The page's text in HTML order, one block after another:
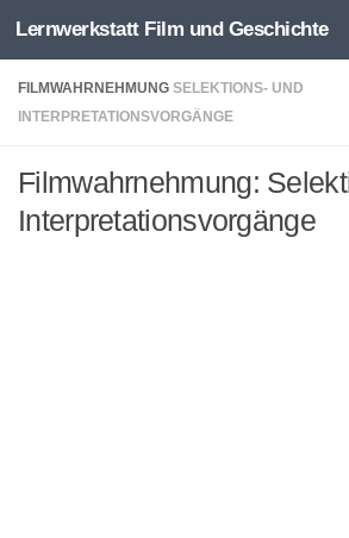
Zum Inhalt springen
Lernwerkstatt Film und Geschichte
FILMWAHRNEHMUNG SELEKTIONS- UND
INTERPRETATIONSVORGÄNGE
Filmwahrnehmung:
Interpretationsvorgänge